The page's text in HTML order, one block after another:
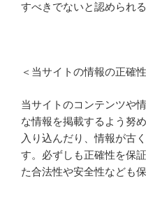
すべきでないと認められ
＜当サイトの情報の正確
当サイトのコンテンツや
な情報を掲載するよう努
入り込んだり、情報が古
す。必ずしも正確性を保
た合法性や安全性なども